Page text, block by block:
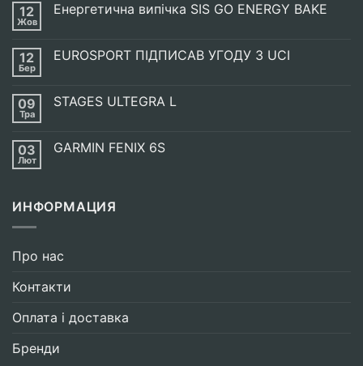
12
Жов
Енергетична випічка SIS GO ENERGY BAKE
Енергетична
ENERGY
BAKE
12
Бер
EUROSPORT ПІДПИСАВ УГОДУ З UCI
EUROSPORT
UCI
09
Тра
STAGES ULTEGRA L
STAGES
03
Лют
GARMIN FENIX 6S
FENIX
ИНФОРМАЦИЯ
Про нас
Контакти
Оплата і доставка
Бренди